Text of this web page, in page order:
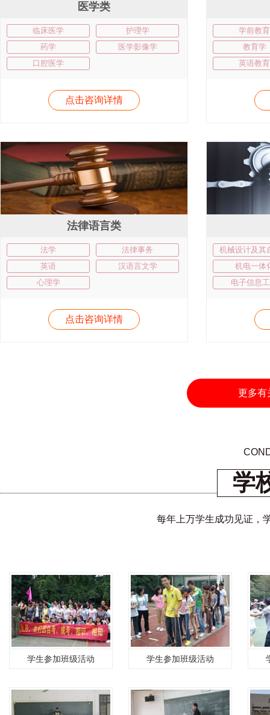
医学类
临床医学
护理学
药学
医学影像学
口腔医学
点击咨询详情
学前教育
教育学
英语教育
法律语言类
法学
法律事务
英语
汉语言文学
心理学
点击咨询详情
机械设计及其
机电一体
电子信息
更多有
学
每年上万学生成功见证，
学生参加班级活动 学生参加班级活动